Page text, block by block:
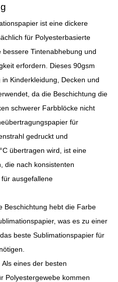
ist eine dickere
für Polyesterbasierte
Tintenabhebung und
erfordern. Dieses 90gsm
Kinderkleidung, Decken und
da die Beschichtung die
schwerer Farbblöcke nicht
für
gedruckt und
übertragen wird, ist eine
die nach konsistenten
ausgefallene
Beschichtung hebt die Farbe
was es zu einer
beste Sublimationspapier für
Als eines der besten
Polyestergewebe kommen